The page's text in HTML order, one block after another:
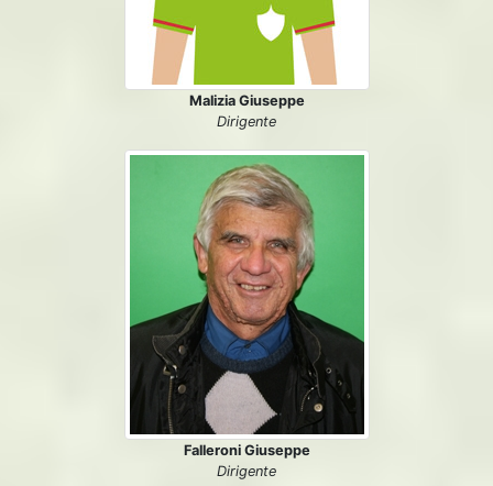
Malizia Giuseppe
Dirigente
Falleroni Giuseppe
Dirigente